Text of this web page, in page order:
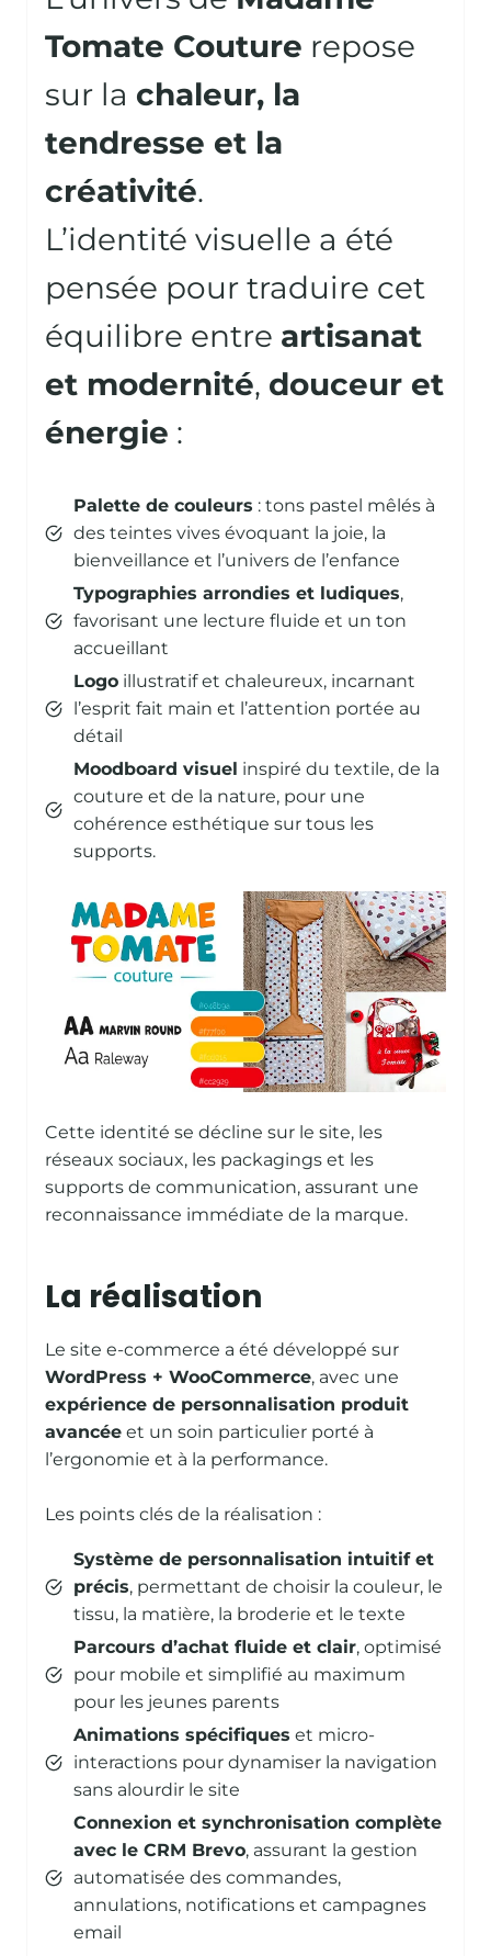
Tomate Couture repose
sur la chaleur, la
tendresse et la
créativité.
L’identité visuelle a été
pensée pour traduire cet
équilibre entre artisanat
et modernité, douceur et
énergie :
Palette de couleurs : tons pastel mêlés à
des teintes vives évoquant la joie, la
bienveillance et l’univers de l’enfance
Typographies arrondies et ludiques,
favorisant une lecture fluide et un ton
accueillant
Logo illustratif et chaleureux, incarnant
l’esprit fait main et l’attention portée au
détail
Moodboard visuel inspiré du textile, de la
couture et de la nature, pour une
cohérence esthétique sur tous les
supports.
Cette identité se décline sur le site, les
réseaux sociaux, les packagings et les
supports de communication, assurant une
reconnaissance immédiate de la marque.
La réalisation
Le site e-commerce a été développé sur
WordPress + WooCommerce, avec une
expérience de personnalisation produit
avancée et un soin particulier porté à
l’ergonomie et à la performance.
Les points clés de la réalisation :
Système de personnalisation intuitif et
précis, permettant de choisir la couleur, le
tissu, la matière, la broderie et le texte
Parcours d’achat fluide et clair, optimisé
pour mobile et simplifié au maximum
pour les jeunes parents
Animations spécifiques et micro-
interactions pour dynamiser la navigation
sans alourdir le site
Connexion et synchronisation complète
avec le CRM Brevo, assurant la gestion
automatisée des commandes,
annulations, notifications et campagnes
email